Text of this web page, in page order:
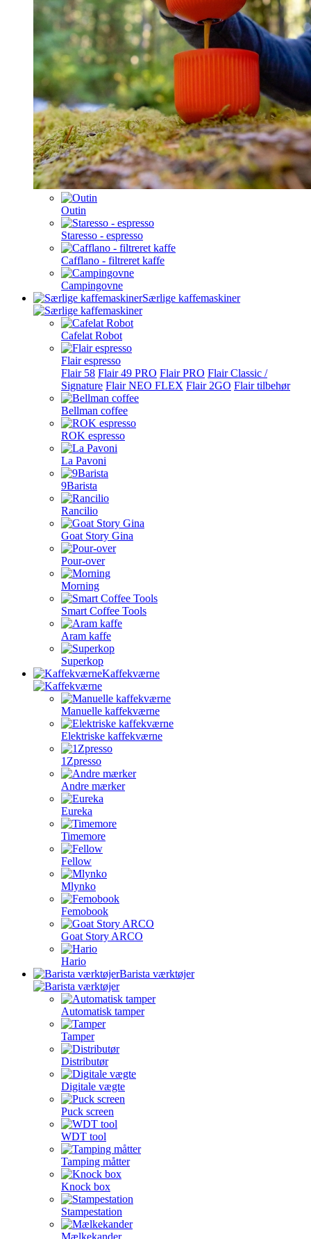
Outin
Staresso - espresso
Cafflano - filtreret kaffe
Campingovne
Særlige kaffemaskiner
Cafelat Robot
Flair espresso
Flair 58 Flair 49 PRO Flair PRO Flair Classic /
Signature Flair NEO FLEX Flair 2GO Flair tilbehør
Bellman coffee
ROK espresso
La Pavoni
9Barista
Rancilio
Goat Story Gina
Pour-over
Morning
Smart Coffee Tools
Aram kaffe
Superkop
Kaffekværne
Manuelle kaffekværne
Elektriske kaffekværne
1Zpresso
Andre mærker
Eureka
Timemore
Fellow
Mlynko
Femobook
Goat Story ARCO
Hario
Barista værktøjer
Automatisk tamper
Tamper
Distributør
Digitale vægte
Puck screen
WDT tool
Tamping måtter
Knock box
Stampestation
Mælkekander